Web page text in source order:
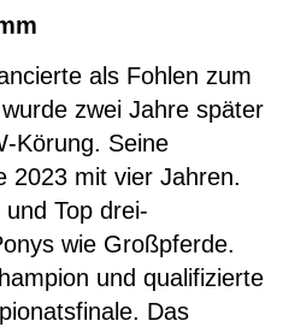
als Fohlen zum
zwei Jahre später
Körung. Seine
2023 mit vier Jahren.
Top drei-
wie Großpferde.
und qualifizierte
Das